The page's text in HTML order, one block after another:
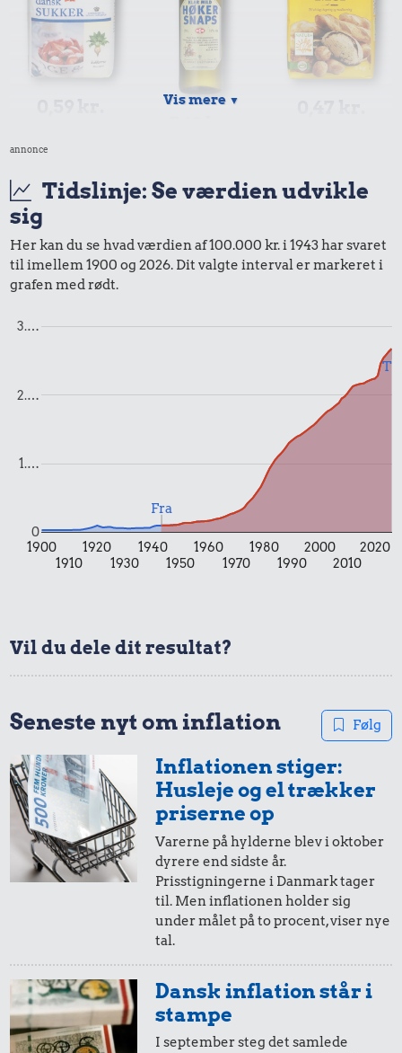
0,23 kr.
12 kr.
Hovedbanegården-
Husholdningssprit
6,18 kr.
0,72 kr.
10 karklude
1,14 kr.
Vis mere ▼
annonce
Tidslinje: Se værdien udvikle
sig
Her kan du se hvad værdien af 100.000 kr. i 1943 har svaret
til imellem 1900 og 2026. Dit valgte interval er markeret i
grafen med rødt.
1900
1910
1920
1930
1940
1950
1960
1970
1980
1990
2000
2010
2020
0
1.…
2.…
3.…
Fra
Til
Vil du dele dit resultat?
Seneste nyt om inflation Følg
Inflationen stiger:
Husleje og el trækker
priserne op
Varerne på hylderne blev i oktober
dyrere end sidste år.
Prisstigningerne i Danmark tager
til. Men inflationen holder sig
under målet på to procent, viser nye
tal.
Dansk inflation står i
stampe
I september steg det samlede